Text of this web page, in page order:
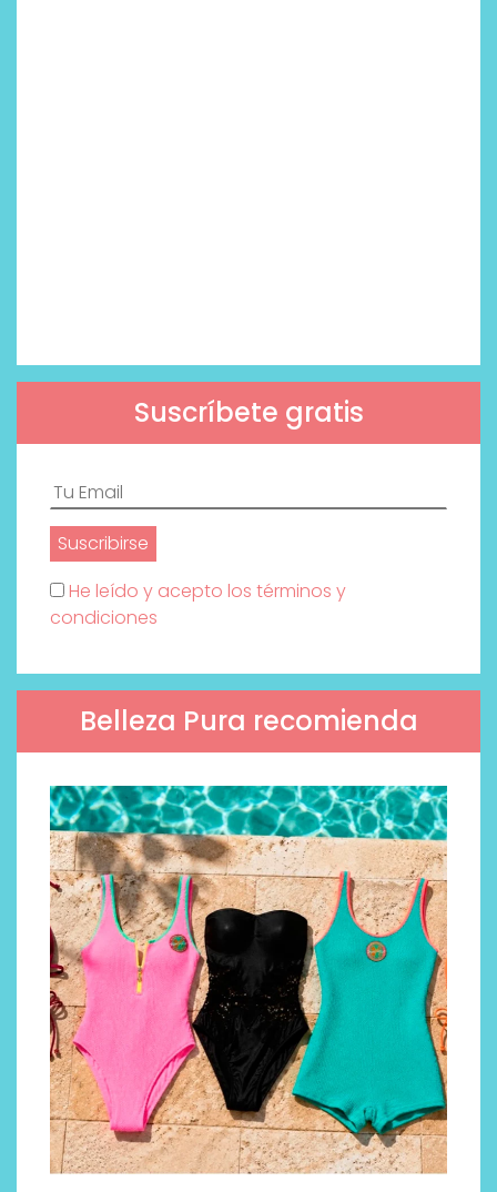
Suscríbete gratis
He leído y acepto los términos y
condiciones
Belleza Pura recomienda